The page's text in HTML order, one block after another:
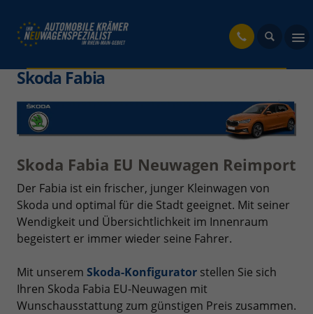
Skoda Fabia
Skoda Fabia EU Neuwagen Reimport
Der Fabia ist ein frischer, junger Kleinwagen von
Skoda und optimal für die Stadt geeignet. Mit seiner
Wendigkeit und Übersichtlichkeit im Innenraum
begeistert er immer wieder seine Fahrer.
Mit unserem Skoda-Konfigurator stellen Sie sich
Ihren Skoda Fabia EU-Neuwagen mit
Wunschausstattung zum günstigen Preis zusammen.